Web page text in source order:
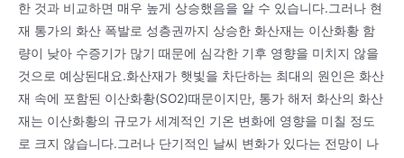
한 것과 비교하면 매우 높게 상승했음을 알 수 있습니다.그러나 현
재 통가의 화산 폭발로 성층권까지 상승한 화산재는 이산화황 함
량이 낮아 수증기가 많기 때문에 심각한 기후 영향을 미치지 않을
것으로 예상된대요.화산재가 햇빛을 차단하는 최대의 원인은 화산
재 속에 포함된 이산화황(SO2)때문이지만, 통가 해저 화산의 화산
재는 이산화황의 규모가 세계적인 기온 변화에 영향을 미칠 정도
로 크지 않습니다.그러나 단기적인 날씨 변화가 있다는 전망이 나